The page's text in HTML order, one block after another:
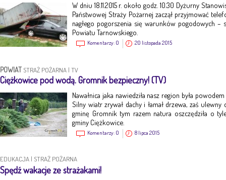
W dniu 18.11.2015 r. około godz. 10.30 Dyżurny
Państwowej Straży Pożarnej zaczął przyjmować
nagłego pogorszenia się warunków pogodowych
Powiatu Tarnowskiego.
Komentarzy: 0 20 listopada 2015
POWIAT STRAŻ POŻARNA | TV
Ciężkowice pod wodą. Gromnik bezpieczny! (TV)
Nawałnica jaka nawiedziła nasz region była
Silny wiatr zrywał dachy i łamał drzewa, zaś
gminę Gromnik tym razem natura oszczędziła o
gminy Ciężkowice.
Komentarzy: 0 8 lipca 2015
EDUKACJA | STRAŻ POŻARNA
Spędź wakacje ze strażakami!